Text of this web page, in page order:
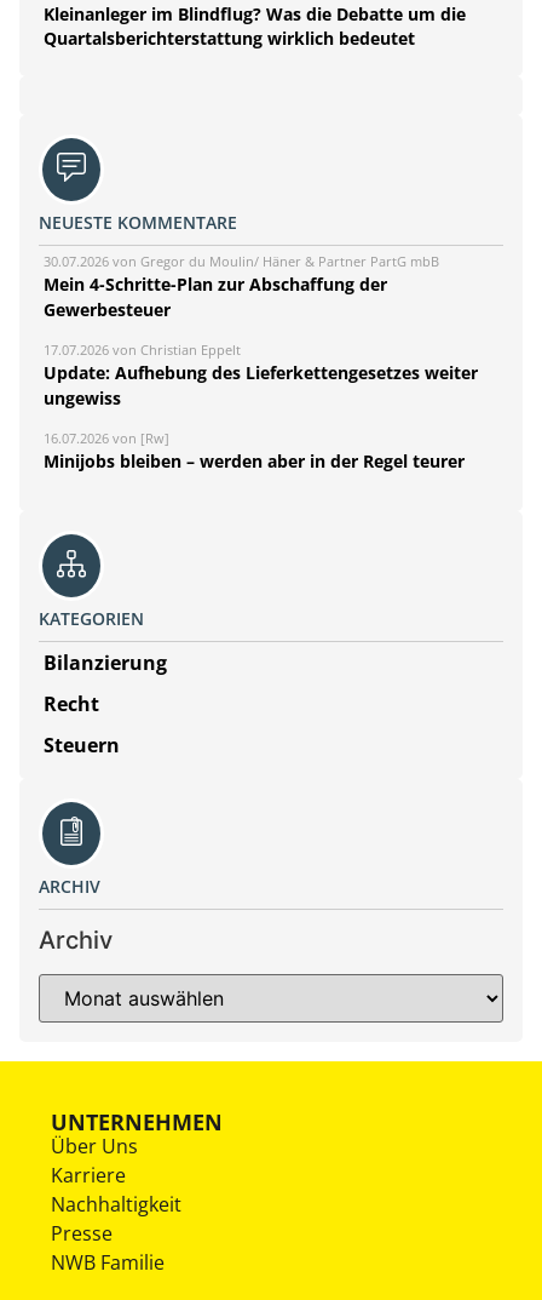
Kleinanleger im Blindflug? Was die Debatte um die
Quartalsberichterstattung wirklich bedeutet
NEUESTE KOMMENTARE
30.07.2026 von Gregor du Moulin/ Häner & Partner PartG mbB
Mein 4-Schritte-Plan zur Abschaffung der
Gewerbesteuer
17.07.2026 von Christian Eppelt
Update: Aufhebung des Lieferkettengesetzes weiter
ungewiss
16.07.2026 von [Rw]
Minijobs bleiben – werden aber in der Regel teurer
KATEGORIEN
Bilanzierung
Recht
Steuern
ARCHIV
Archiv
UNTERNEHMEN
Über Uns
Karriere
Nachhaltigkeit
Presse
NWB Familie